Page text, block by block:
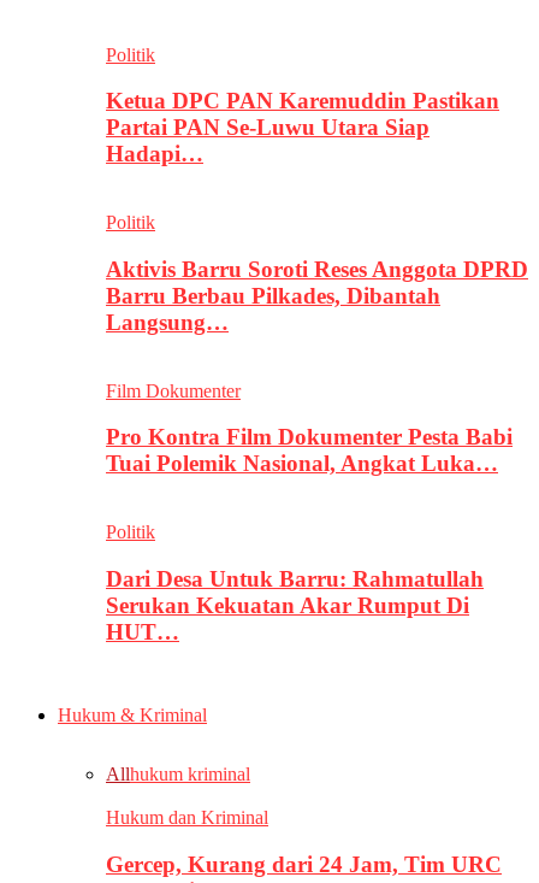
Politik
Ketua DPC PAN Karemuddin Pastikan
Partai PAN Se-Luwu Utara Siap
Hadapi…
Politik
Aktivis Barru Soroti Reses Anggota DPRD
Barru Berbau Pilkades, Dibantah
Langsung…
Film Dokumenter
Pro Kontra Film Dokumenter Pesta Babi
Tuai Polemik Nasional, Angkat Luka…
Politik
Dari Desa Untuk Barru: Rahmatullah
Serukan Kekuatan Akar Rumput Di
HUT…
Hukum & Kriminal
Allhukum kriminal
Hukum dan Kriminal
Gercep, Kurang dari 24 Jam, Tim URC